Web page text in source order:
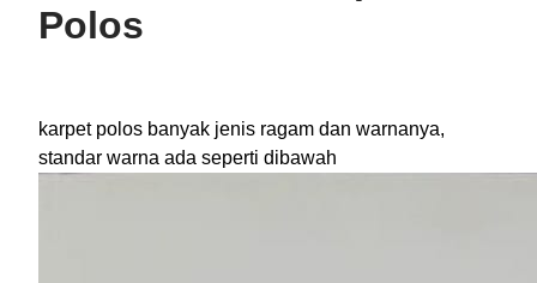
Polos
karpet polos banyak jenis ragam dan warnanya,
standar warna ada seperti dibawah